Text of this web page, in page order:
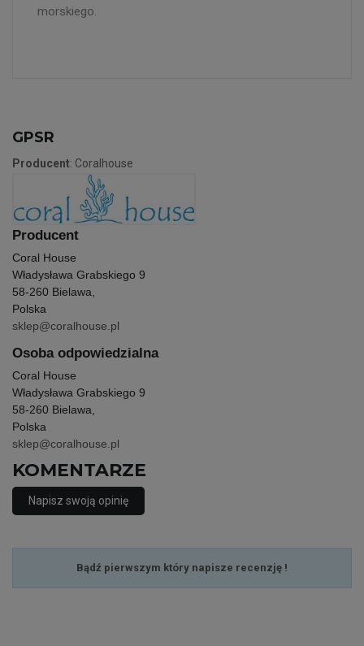
morskiego.
GPSR
Producent: Coralhouse
Producent
Coral House
Władysława Grabskiego 9
58-260 Bielawa,
Polska
sklep@coralhouse.pl
Osoba odpowiedzialna
Coral House
Władysława Grabskiego 9
58-260 Bielawa,
Polska
sklep@coralhouse.pl
KOMENTARZE
Napisz swoją opinię
Bądź pierwszym który napisze recenzję !